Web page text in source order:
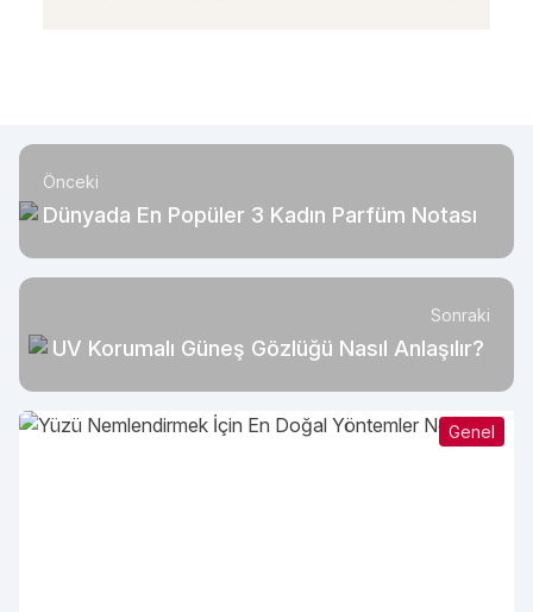
Önceki
Dünyada En Popüler 3 Kadın Parfüm Notası
Sonraki
UV Korumalı Güneş Gözlüğü Nasıl Anlaşılır?
Genel